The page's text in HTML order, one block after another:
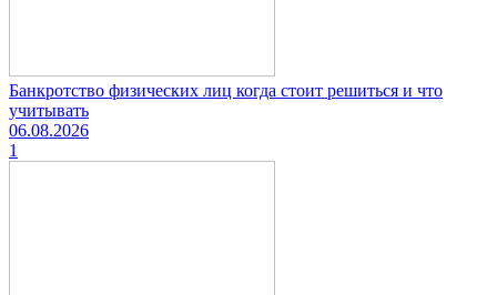
Банкротство физических лиц когда стоит решиться и что
учитывать
06.08.2026
1